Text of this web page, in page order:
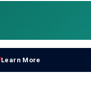
Learn More